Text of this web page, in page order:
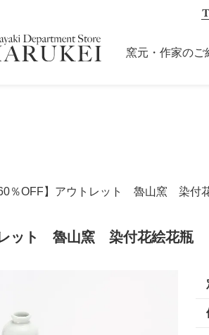
窯元・作家のご
％OFF】アウトレット 魯山窯 染付
ット 魯山窯 染付花絵花瓶